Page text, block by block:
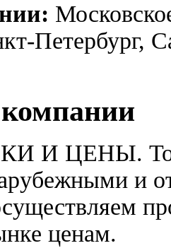
Петербург,
И ЦЕНЫ.
и
ценам.